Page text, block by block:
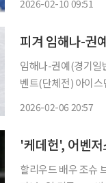
2026-02-10 09:51
임해나-권예(경기일
벤트(단체전) 아이스댄스 리듬댄
2026-02-06 20:57
'케데헌', 어벤
할리우드 배우 조슈